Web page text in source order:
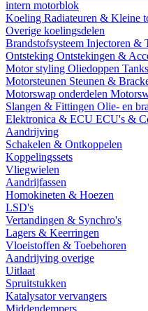
intern motorblok
Koeling Radiateuren & Kleine
Overige koelingsdelen
Brandstofsysteem Injectoren &
Ontsteking Ontstekingen &
Motor styling Oliedoppen
Motorsteunen Steunen &
Motorswap onderdelen
Slangen & Fittingen Olie- en
Elektronica & ECU ECU's &
Aandrijving
Schakelen & Ontkoppelen
Koppelingssets
Vliegwielen
Aandrijfassen
Homokineten & Hoezen
LSD's
Vertandingen & Synchro's
Lagers & Keerringen
Vloeistoffen & Toebehoren
Aandrijving overige
Uitlaat
Spruitstukken
Katalysator vervangers
Middendempers